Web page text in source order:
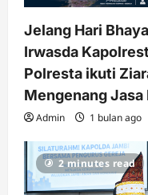
Jelang Hari
Irwasda
Polresta ikuti
Mengenang Jasa
Admin 1 bulan ago
2 minutes read